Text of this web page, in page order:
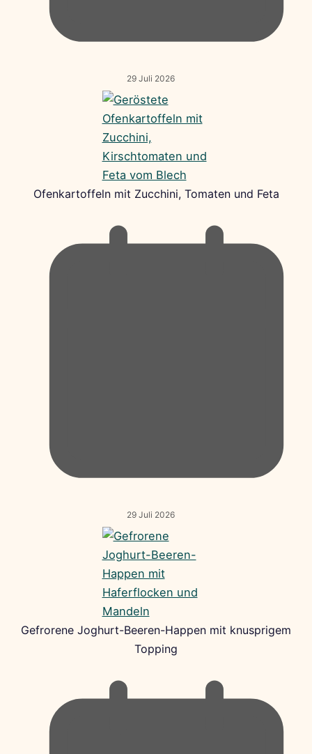
29 Juli 2026
Ofenkartoffeln mit Zucchini, Tomaten und Feta
29 Juli 2026
Gefrorene Joghurt-Beeren-Happen mit knusprigem
Topping